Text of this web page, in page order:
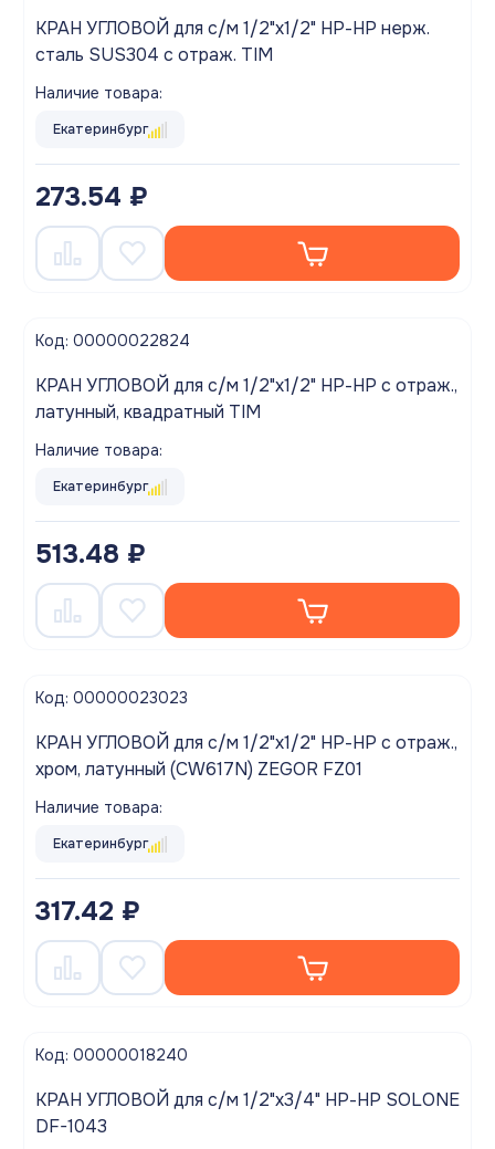
КРАН УГЛОВОЙ для с/м 1/2"x1/2" НР-НР нерж.
сталь SUS304 с отраж. TIM
Наличие товара:
Екатеринбург
273.54 ₽
Код: 00000022824
КРАН УГЛОВОЙ для с/м 1/2"x1/2" НР-НР с отраж.,
латунный, квадратный TIM
Наличие товара:
Екатеринбург
513.48 ₽
Код: 00000023023
КРАН УГЛОВОЙ для с/м 1/2"x1/2" НР-НР с отраж.,
хром, латунный (CW617N) ZEGOR FZ01
Наличие товара:
Екатеринбург
317.42 ₽
Код: 00000018240
КРАН УГЛОВОЙ для с/м 1/2"x3/4" НР-НР SOLONE
DF-1043